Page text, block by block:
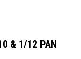
& 1/12 PAN